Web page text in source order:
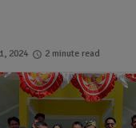
2024
2 minute read